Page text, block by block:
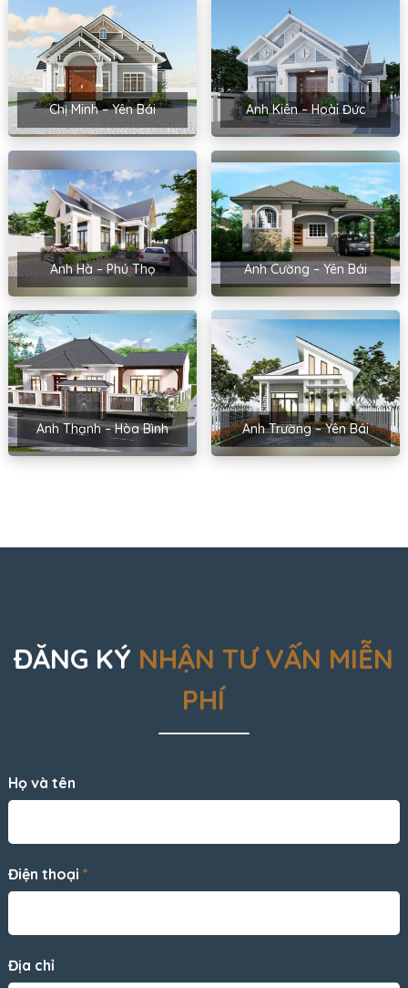
Chị Minh – Yên Bái Anh Kiên – Hoài Đức
Anh Hà – Phú Thọ Anh Cường – Yên Bái
Anh Thạnh – Hòa Bình Anh Trường – Yên Bái
ĐĂNG KÝ NHẬN TƯ VẤN MIỄN
PHÍ
Họ và tên
Điện thoại *
Địa chỉ